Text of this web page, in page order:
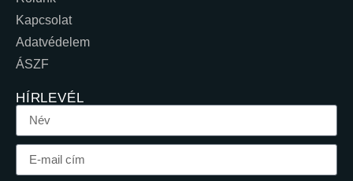
Kapcsolat
Adatvédelem
ÁSZF
HÍRLEVÉL